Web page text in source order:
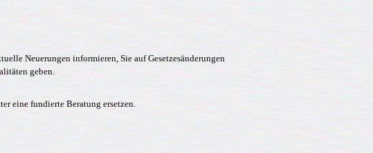
Neuerungen informieren, Sie auf Gesetzesänderungen
geben.
eine fundierte Beratung ersetzen.